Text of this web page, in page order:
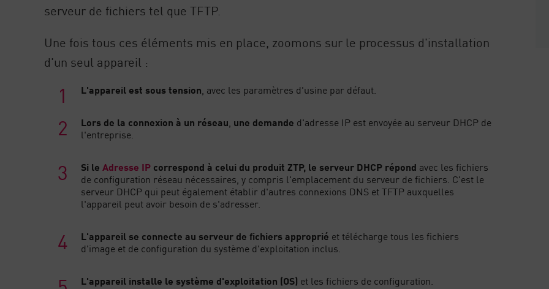
serveur de fichiers tel que TFTP.
Une fois tous ces éléments mis en place, zoomons sur le processus d'installation
d'un seul appareil :
L'appareil est sous tension, avec les paramètres d'usine par défaut.
Lors de la connexion à un réseau, une demande d'adresse IP est envoyée au serveur DHCP de
l'entreprise.
Si leAdresse IP correspond à celui du produit ZTP, le serveur DHCP répond avec les fichiers
de configuration réseau nécessaires, y compris l'emplacement du serveur de fichiers. C'est le
serveur DHCP qui peut également établir d'autres connexions DNS et TFTP auxquelles
l'appareil peut avoir besoin de s'adresser.
L'appareil se connecte au serveur de fichiers approprié et télécharge tous les fichiers
d'image et de configuration du système d'exploitation inclus.
L'appareil installe le système d'exploitation (OS) et les fichiers de configuration.